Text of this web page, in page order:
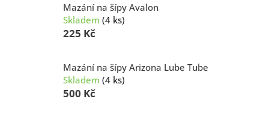
Mazání na šípy Avalon
Skladem (4 ks)
225 Kč
Mazání na šípy Arizona Lube Tube
Skladem (4 ks)
500 Kč